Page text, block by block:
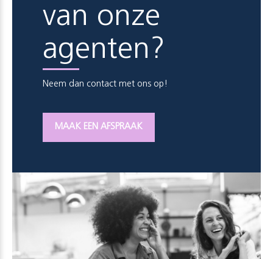
van onze
agenten?
Neem dan contact met ons op!
MAAK EEN AFSPRAAK